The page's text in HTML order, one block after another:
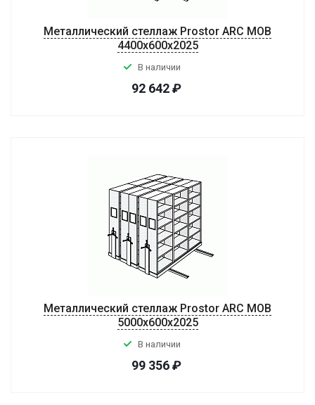
Металлический стеллаж Prostor ARC MOB
4400x600x2025
В наличии
92 642₽
Металлический стеллаж Prostor ARC MOB
5000x600x2025
В наличии
99 356₽